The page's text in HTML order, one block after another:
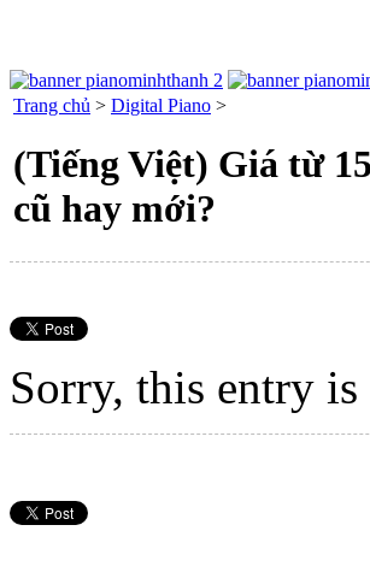
Trang chủ > Digital Piano >
(Tiếng Việt) Giá từ
cũ hay mới?
Sorry, this entry